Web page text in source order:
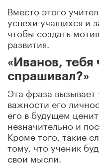
Вместо этого
успехи учащихся и
чтобы создать
развития.
«Иванов, тебя
спрашивал?»
Эта фраза
важности его
его в будущем
незначительно и
Кроме того, такие
тому, что ученик
свои мысли.